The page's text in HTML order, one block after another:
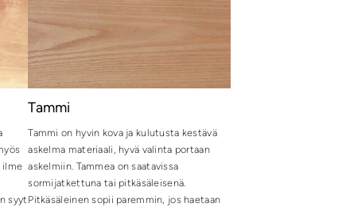
ilme
syyt
Tammi
Tammi on hyvin kova ja kulutusta kestävä
askelma materiaali, hyvä valinta portaan
askelmiin. Tammea on saatavissa
sormijatkettuna tai pitkäsäleisenä.
Pitkäsäleinen sopii paremmin, jos haetaan